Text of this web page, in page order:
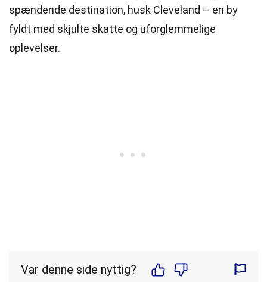
spændende destination, husk Cleveland – en by
fyldt med skjulte skatte og uforglemmelige
oplevelser.
Var denne side nyttig?